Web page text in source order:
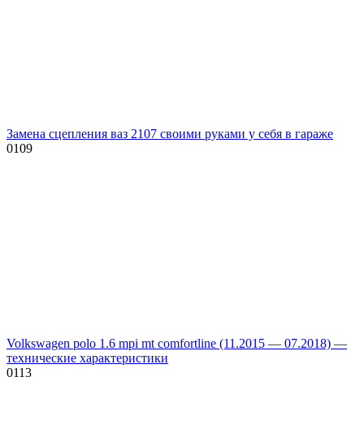
Замена сцепления ваз 2107 своими руками у себя в гараже
0109
Volkswagen polo 1.6 mpi mt comfortline (11.2015 — 07.2018) —
технические характеристики
0113